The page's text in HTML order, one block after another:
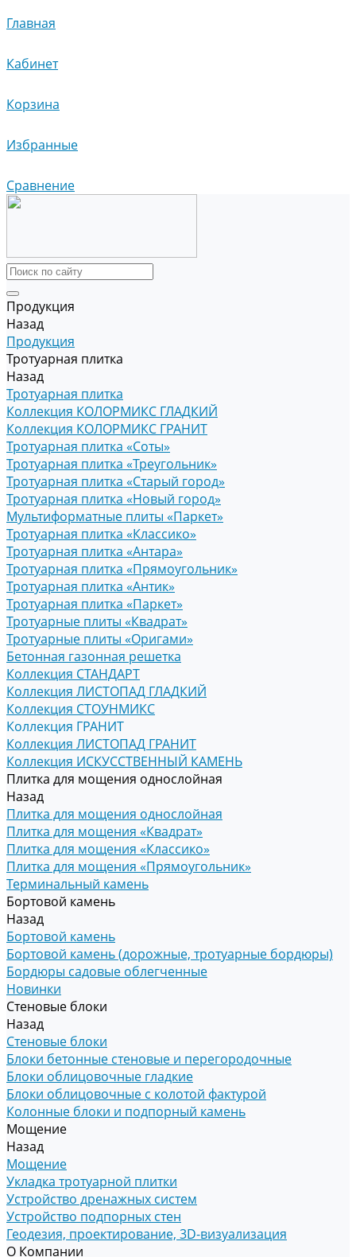
Главная
Кабинет
Корзина
Избранные
Сравнение
Продукция
Назад
Продукция
Тротуарная плитка
Назад
Тротуарная плитка
Коллекция КОЛОРМИКС ГЛАДКИЙ
Коллекция КОЛОРМИКС ГРАНИТ
Тротуарная плитка «Соты»
Тротуарная плитка «Треугольник»
Тротуарная плитка «Старый город»
Тротуарная плитка «Новый город»
Мультиформатные плиты «Паркет»
Тротуарная плитка «Классико»
Тротуарная плитка «Антара»
Тротуарная плитка «Прямоугольник»
Тротуарная плитка «Антик»
Тротуарная плитка «Паркет»
Тротуарные плиты «Квадрат»
Тротуарные плиты «Оригами»
Бетонная газонная решетка
Коллекция СТАНДАРТ
Коллекция ЛИСТОПАД ГЛАДКИЙ
Коллекция СТОУНМИКС
Коллекция ГРАНИТ
Коллекция ЛИСТОПАД ГРАНИТ
Коллекция ИСКУССТВЕННЫЙ КАМЕНЬ
Плитка для мощения однослойная
Назад
Плитка для мощения однослойная
Плитка для мощения «Квадрат»
Плитка для мощения «Классико»
Плитка для мощения «Прямоугольник»
Терминальный камень
Бортовой камень
Назад
Бортовой камень
Бортовой камень (дорожные, тротуарные бордюры)
Бордюры садовые облегченные
Новинки
Стеновые блоки
Назад
Стеновые блоки
Блоки бетонные стеновые и перегородочные
Блоки облицовочные гладкие
Блоки облицовочные с колотой фактурой
Колонные блоки и подпорный камень
Мощение
Назад
Мощение
Укладка тротуарной плитки
Устройство дренажных систем
Устройство подпорных стен
Геодезия, проектирование, 3D-визуализация
О Компании